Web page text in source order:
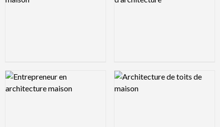
Logo Preview Image Logo Preview Image